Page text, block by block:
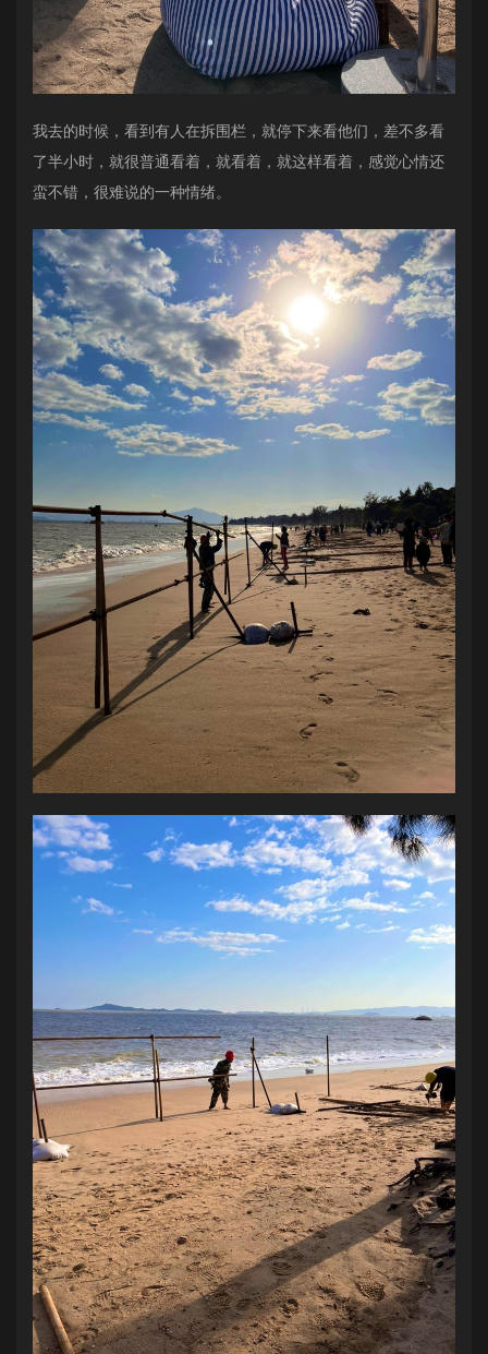
我去的时候，看到有人在拆围栏，就停下来看他们，差不多看
了半小时，就很普通看着，就看着，就这样看着，感觉心情还
蛮不错，很难说的一种情绪。